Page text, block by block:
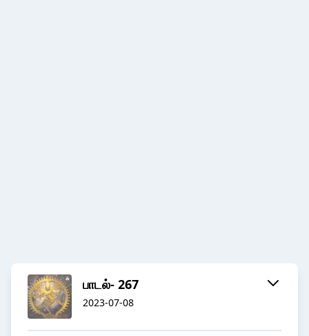
பாடல்- 267
2023-07-08